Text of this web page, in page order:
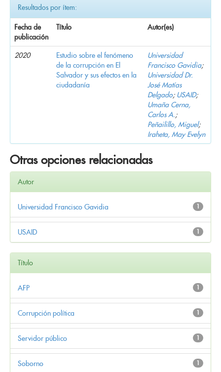
Resultados por ítem:
Fecha de
publicación
Título Autor(es)
2020
Estudio sobre el fenómeno
de la corrupción en El
Salvador y sus efectos en la
ciudadanía
Universidad
Francisco Gavidia;
Universidad Dr.
José Matías
Delgado; USAID;
Umaña Cerna,
Carlos A.;
Peñailillo, Miguel;
Iraheta, May Evelyn
Otras opciones relacionadas
Autor
1
Universidad Francisco Gavidia
1
USAID
Título
1
AFP
1
Corrupción política
1
Servidor público
1
Soborno